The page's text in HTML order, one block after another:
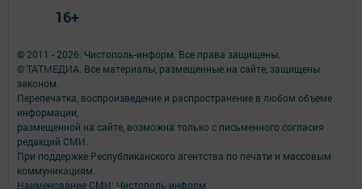
© 2011 - 2026. Чистополь-информ. Все права защищены.
© ТАТМЕДИА. Все материалы, размещенные на сайте, защищены
законом.
Перепечатка, воспроизведение и распространение в любом объеме
информации,
размещенной на сайте, возможна только с письменного согласия
редакций СМИ.
При поддержке Республиканского агентства по печати и массовым
коммуникациям.
Наименование СМИ: Чистополь-информ
16+